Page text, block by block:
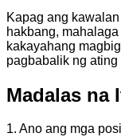
Kapag ang
hakbang,
kakayahang
pagbabalik ng ating
Madalas na
1. Ano ang mga